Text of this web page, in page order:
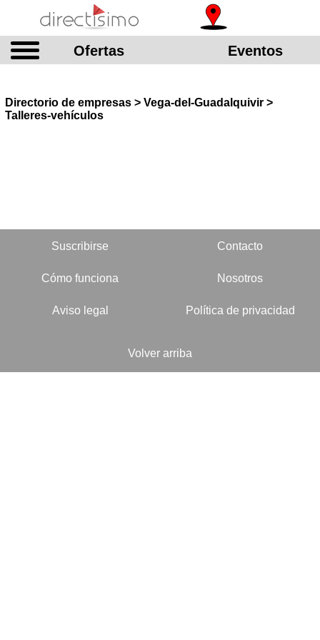
Ofertas Eventos
Directorio de empresas > Vega-del-Guadalquivir >
Talleres-vehículos
Suscribirse Contacto
Cómo funciona Nosotros
Aviso legal Política de privacidad
Volver arriba